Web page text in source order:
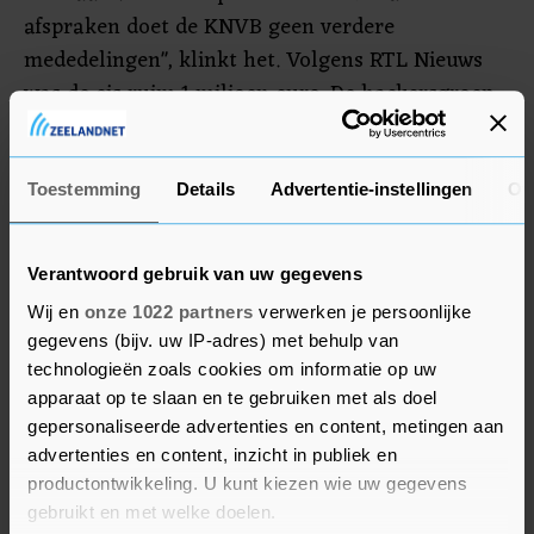
Toestemming Details Advertentie-instellingen
Verantwoord gebruik van uw gegevens
Wij en onze 1022 partners verwerken je persoonlijke
gegevens (bijv. uw IP-adres) met behulp van
technologieën zoals cookies om informatie op uw
apparaat op te slaan en te gebruiken met als doel
gepersonaliseerde advertenties en content, metingen aan
advertenties en content, inzicht in publiek en
productontwikkeling. U kunt kiezen wie uw gegevens
gebruikt en met welke doelen.
afspraken doet de KNVB geen verdere
mededelingen", klinkt het. Volgens RTL Nieuws
was de eis ruim 1 miljoen euro. De hackersgroep
LockBit eiste de cyberinbraak, die werd gepleegd
met gijzelsoftware, al snel op.
De KNVB verwacht dat de gegevens veilig zijn nu
aan de voorwaarden van de criminelen is
voldaan. "Wij baseren deze verwachting op de
mening van externe deskundigen die ons hebben
begeleid. Hun ervaring leert dat dergelijke
cybercriminelen de door hen gemaakte afspraken
nakomen." De bond werkt nu met specialisten om
de beveiliging van systemen te verbeteren.